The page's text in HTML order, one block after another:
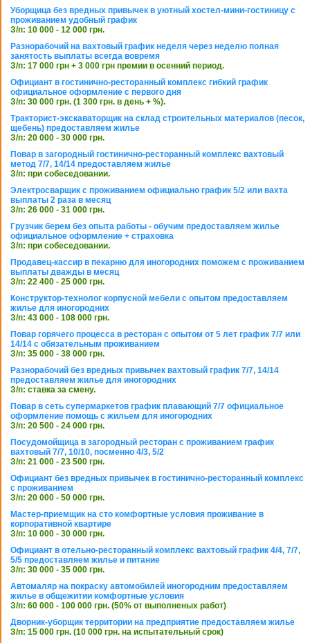
Уборщица без вредных привычек в уютный хостел-мини-гостиницу с
проживанием удобный график
З/п: 10 000 - 12 000 грн.
Разнорабочий на вахтовый график неделя через неделю полная
занятость выплаты всегда вовремя
З/п: 17 000 грн + 3 000 грн премии в осенний период.
Официант в гостинично-ресторанный комплекс гибкий график
официальное оформление с первого дня
З/п: 30 000 грн. (1 300 грн. в день + %).
Тракторист-экскаваторщик на склад строительных материалов (песок,
щебень) предоставляем жилье
З/п: 20 000 - 30 000 грн.
Повар в загородный гостинично-ресторанный комплекс вахтовый
метод 7/7, 14/14 предоставляем жилье
З/п: при собеседовании.
Электросварщик с проживанием официально график 5/2 или вахта
выплаты 2 раза в месяц
З/п: 26 000 - 31 000 грн.
Грузчик берем без опыта работы - обучим предоставляем жилье
официальное оформление + страховка
З/п: при собеседовании.
Продавец-кассир в пекарню для иногородних поможем с проживанием
выплаты дважды в месяц
З/п: 22 400 - 25 000 грн.
Конструктор-технолог корпусной мебели с опытом предоставляем
жилье для иногородних
З/п: 43 000 - 108 000 грн.
Повар горячего процесса в ресторан с опытом от 5 лет график 7/7 или
14/14 с обязательным проживанием
З/п: 35 000 - 38 000 грн.
Разнорабочий без вредных привычек вахтовый график 7/7, 14/14
предоставляем жилье для иногородних
З/п: ставка за смену.
Повар в сеть супермаркетов график плавающий 7/7 официальное
оформление помощь с жильем для иногородних
З/п: 20 500 - 24 000 грн.
Посудомойщица в загородный ресторан с проживанием график
вахтовый 7/7, 10/10, посменно 4/3, 5/2
З/п: 21 000 - 23 500 грн.
Официант без вредных привычек в гостинично-ресторанный комплекс
с проживанием
З/п: 20 000 - 50 000 грн.
Мастер-приемщик на сто комфортные условия проживание в
корпоративной квартире
З/п: 10 000 - 30 000 грн.
Официант в отельно-ресторанный комплекс вахтовый график 4/4, 7/7,
5/5 предоставляем жилье и питание
З/п: 30 000 - 35 000 грн.
Автомаляр на покраску автомобилей иногородним предоставляем
жилье в общежитии комфортные условия
З/п: 60 000 - 100 000 грн. (50% от выполненых работ)
Дворник-уборщик территории на предприятие предоставляем жилье
З/п: 15 000 грн. (10 000 грн. на испытательный срок)